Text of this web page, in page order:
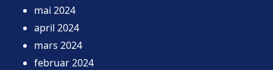
mai 2024
april 2024
mars 2024
februar 2024